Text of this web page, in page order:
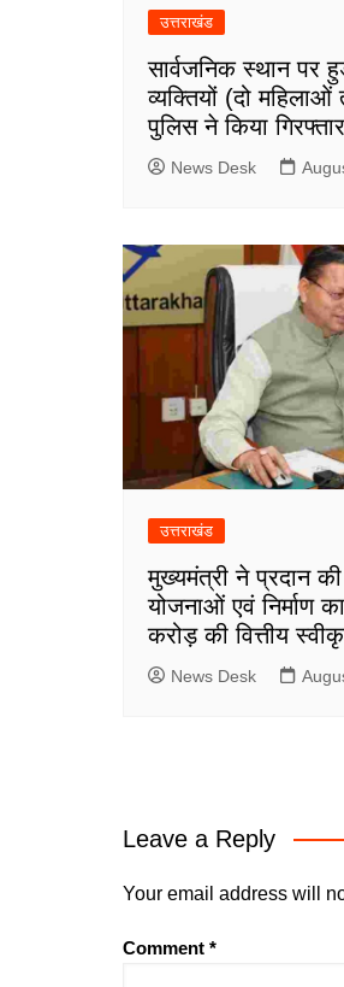
उत्तराखंड
सार्वजनिक स्थान पर
व्यक्तियों (दो
पुलिस ने किया गिरफ्तार
News Desk
उत्तराखंड
मुख्यमंत्री ने प्रदान की
योजनाओं एवं निर्माण
करोड़ की वित्तीय
News Desk
Leave a Reply
Your email address will
Comment *